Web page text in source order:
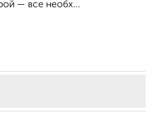
— все необх...